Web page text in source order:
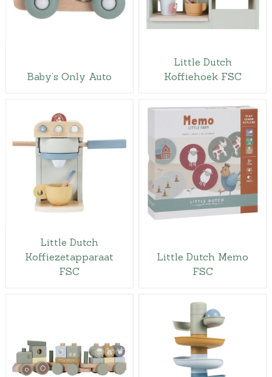
Baby’s Only Auto
Little Dutch
Koffiehoek FSC
Little Dutch
Koffiezetapparaat
FSC
Little Dutch Memo
FSC